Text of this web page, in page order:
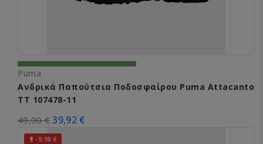
Puma
Ανδρικά Παπούτσια Ποδοσφαίρου Puma Attacanto
TT 107478-11
49,90 € 39,92 €
 -9,98 €